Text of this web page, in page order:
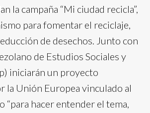
la campaña “Mi ciudad recicla”,
para fomentar el reciclaje,
de desechos. Junto con
de Estudios Sociales y
iniciarán un proyecto
la Unión Europea vinculado al
“para hacer entender el tema,